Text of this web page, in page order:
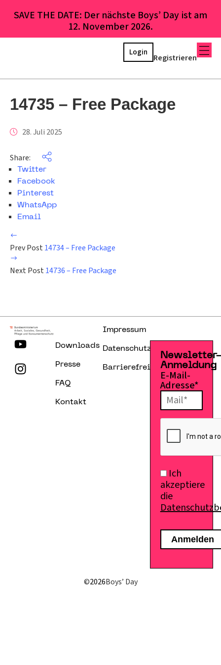
SAVE THE DATE: Der nächste Boys’ Day ist am
12. November 2026.
Registrieren
Login
14735 – Free Package
28. Juli 2025
Share:
Twitter
Facebook
Pinterest
WhatsApp
Email
Prev Post 14734 – Free Package
Next Post 14736 – Free Package
Downloads
Presse
FAQ
Kontakt
Impressum
Datenschutzerklärung
Barrierefreiheitserklärung
Anmeldung
E-Mail-
Adresse*
Ich
akzeptiere
die
©2026Boys’ Day